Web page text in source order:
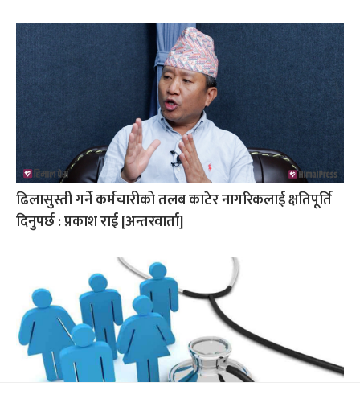
ढिलासुस्ती गर्ने कर्मचारीको तलब काटेर नागरिकलाई क्षतिपूर्ति
दिनुपर्छ : प्रकाश राई [अन्तरवार्ता]